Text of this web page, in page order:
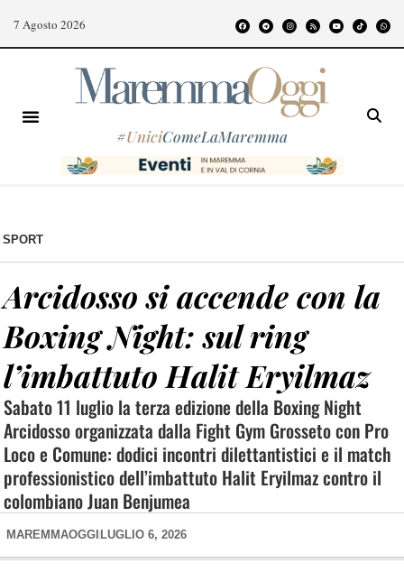
7 Agosto 2026
#UniciComeLaMaremma
SPORT
Arcidosso si accende con la
Boxing Night: sul ring
l’imbattuto Halit Eryilmaz
Sabato 11 luglio la terza edizione della Boxing Night
Arcidosso organizzata dalla Fight Gym Grosseto con Pro
Loco e Comune: dodici incontri dilettantistici e il match
professionistico dell’imbattuto Halit Eryilmaz contro il
colombiano Juan Benjumea
MAREMMAOGGI LUGLIO 6, 2026